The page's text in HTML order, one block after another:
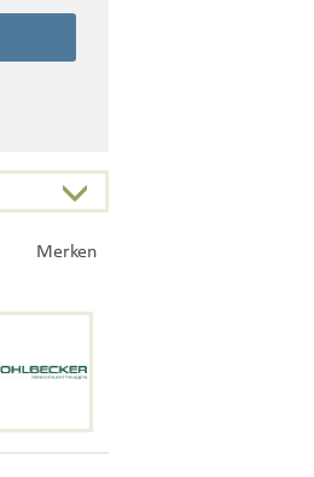
Merken